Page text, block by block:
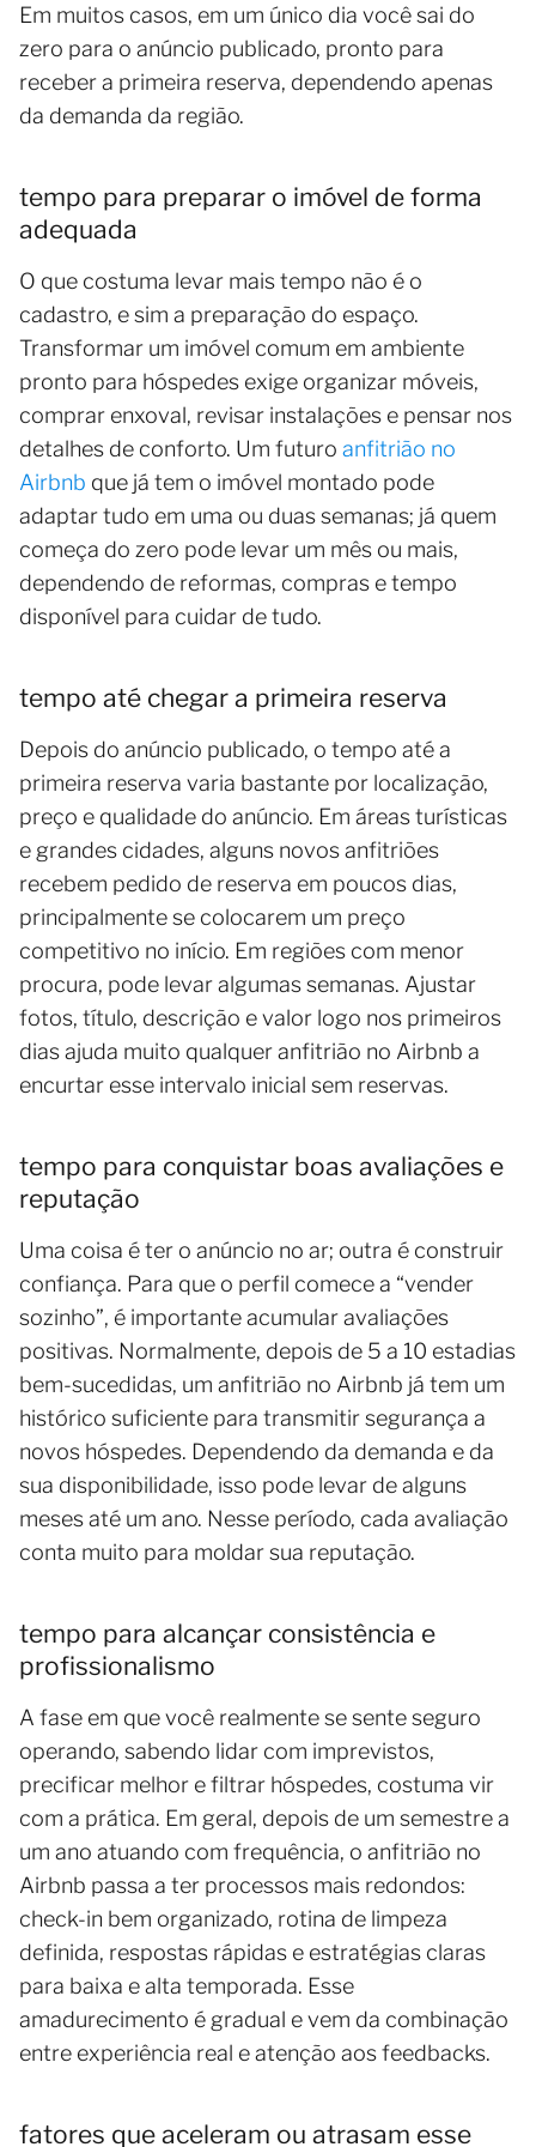
Em muitos casos, em um único dia você sai do
zero para o anúncio publicado, pronto para
receber a primeira reserva, dependendo apenas
da demanda da região.
tempo para preparar o imóvel de forma
adequada
O que costuma levar mais tempo não é o
cadastro, e sim a preparação do espaço.
Transformar um imóvel comum em ambiente
pronto para hóspedes exige organizar móveis,
comprar enxoval, revisar instalações e pensar nos
detalhes de conforto. Um futuro anfitrião no
Airbnb que já tem o imóvel montado pode
adaptar tudo em uma ou duas semanas; já quem
começa do zero pode levar um mês ou mais,
dependendo de reformas, compras e tempo
disponível para cuidar de tudo.
tempo até chegar a primeira reserva
Depois do anúncio publicado, o tempo até a
primeira reserva varia bastante por localização,
preço e qualidade do anúncio. Em áreas turísticas
e grandes cidades, alguns novos anfitriões
recebem pedido de reserva em poucos dias,
principalmente se colocarem um preço
competitivo no início. Em regiões com menor
procura, pode levar algumas semanas. Ajustar
fotos, título, descrição e valor logo nos primeiros
dias ajuda muito qualquer anfitrião no Airbnb a
encurtar esse intervalo inicial sem reservas.
tempo para conquistar boas avaliações e
reputação
Uma coisa é ter o anúncio no ar; outra é construir
confiança. Para que o perfil comece a “vender
sozinho”, é importante acumular avaliações
positivas. Normalmente, depois de 5 a 10 estadias
bem-sucedidas, um anfitrião no Airbnb já tem um
histórico suficiente para transmitir segurança a
novos hóspedes. Dependendo da demanda e da
sua disponibilidade, isso pode levar de alguns
meses até um ano. Nesse período, cada avaliação
conta muito para moldar sua reputação.
tempo para alcançar consistência e
profissionalismo
A fase em que você realmente se sente seguro
operando, sabendo lidar com imprevistos,
precificar melhor e filtrar hóspedes, costuma vir
com a prática. Em geral, depois de um semestre a
um ano atuando com frequência, o anfitrião no
Airbnb passa a ter processos mais redondos:
check-in bem organizado, rotina de limpeza
definida, respostas rápidas e estratégias claras
para baixa e alta temporada. Esse
amadurecimento é gradual e vem da combinação
entre experiência real e atenção aos feedbacks.
fatores que aceleram ou atrasam esse